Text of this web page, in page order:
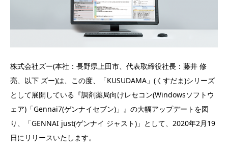
株式会社ズー(本社：長野県上田市、代表取締役社長：藤井 修
亮、以下 ズー)は、この度、「KUSUDAMA」(くすだま)シリーズ
として展開している『調剤薬局向けレセコン(Windowsソフトウ
ェア)「Gennai7(ゲンナイセブン)」』の大幅アップデートを図
り、「GENNAI just(ゲンナイ ジャスト)」として、2020年2月19
日にリリースいたします。